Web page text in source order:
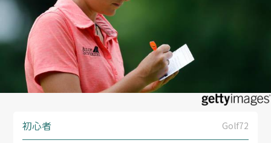
初心者 Golf72